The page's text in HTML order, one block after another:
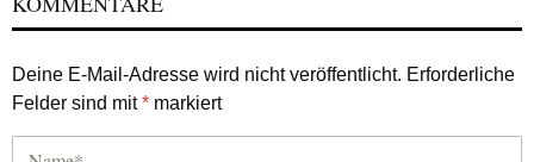
Deine E-Mail-Adresse wird nicht veröffentlicht. Erforderliche
Felder sind mit* markiert